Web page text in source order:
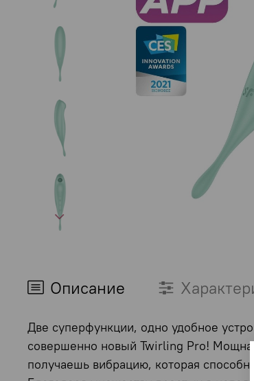
Описание
Две суперфункции, одно удобное
совершенно новый Twirling Pro!
получаешь вибрацию, которая